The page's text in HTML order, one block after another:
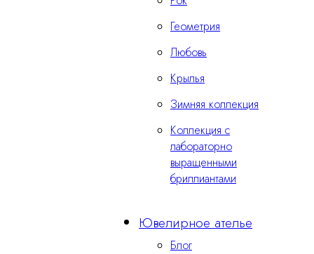
Геометрия
Любовь
Крылья
Зимняя коллекция
Коллекция с
лабораторно
выращенными
бриллиантами
Ювелирное ателье
Блог